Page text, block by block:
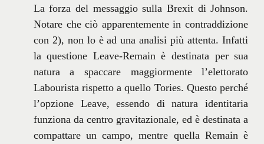
La forza del messaggio sulla Brexit di Johnson.
Notare che ciò apparentemente in contraddizione
con 2), non lo è ad una analisi più attenta. Infatti
la questione Leave-Remain è destinata per sua
natura a spaccare maggiormente l’elettorato
Labourista rispetto a quello Tories. Questo perché
l’opzione Leave, essendo di natura identitaria
funziona da centro gravitazionale, ed è destinata a
compattare un campo, mentre quella Remain è